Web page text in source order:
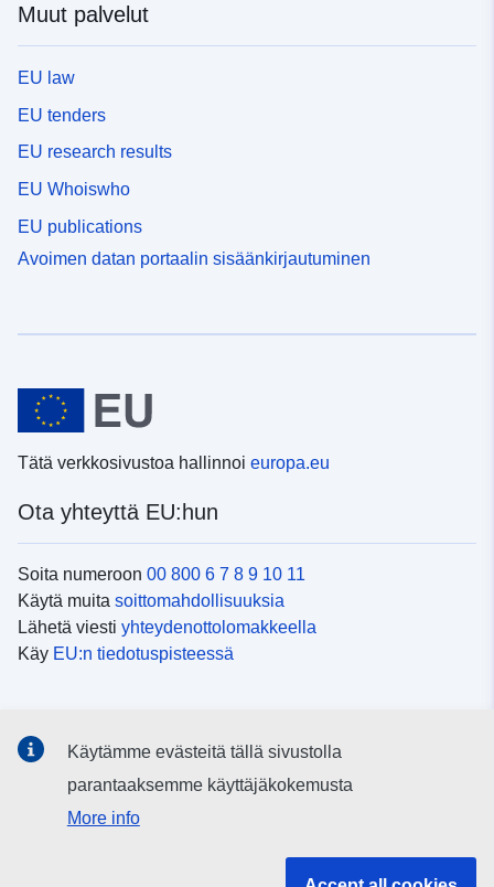
Muut palvelut
EU law
EU tenders
EU research results
EU Whoiswho
EU publications
Avoimen datan portaalin sisäänkirjautuminen
Tätä verkkosivustoa hallinnoi europa.eu
Ota yhteyttä EU:hun
Soita numeroon 00 800 6 7 8 9 10 11
Käytä muita soittomahdollisuuksia
Lähetä viesti yhteydenottolomakkeella
Käy EU:n tiedotuspisteessä
sosiaalisessa mediassa
EU:n toimielimet ja muut elimet
Käytämme evästeitä tällä sivustolla
parantaaksemme käyttäjäkokemusta
More info